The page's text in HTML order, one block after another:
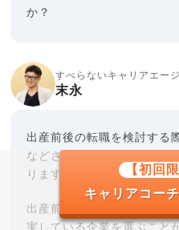
か？
すべらないキャリアエー
末永
出産前後の転職を検討する
などさまざまな課題となる
ります。
出産前に転職したい場合は
実している企業を選ぶこと
【初回
キャリアコー